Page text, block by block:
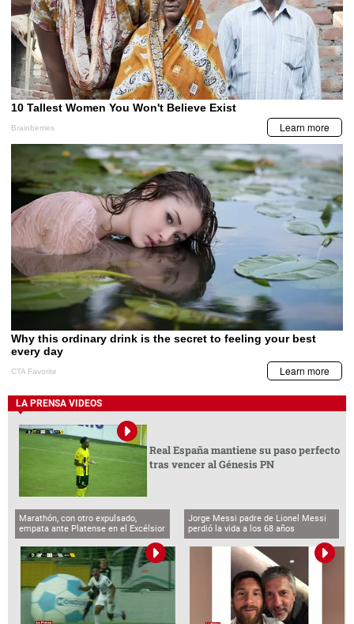
LA PRENSA VIDEOS
Real España mantiene su paso perfecto
tras vencer al Génesis PN
Marathón, con otro expulsado,
empata ante Platense en el Excélsior
Jorge Messi padre de Lionel Messi
perdió la vida a los 68 años